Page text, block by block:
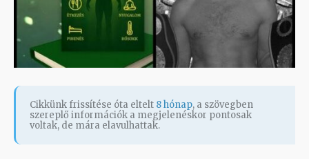
Cikkünk frissítése óta eltelt 8 hónap, a szövegben
szereplő információk a megjelenéskor pontosak
voltak, de mára elavulhattak.